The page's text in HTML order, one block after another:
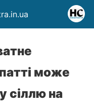
може
сіллю на